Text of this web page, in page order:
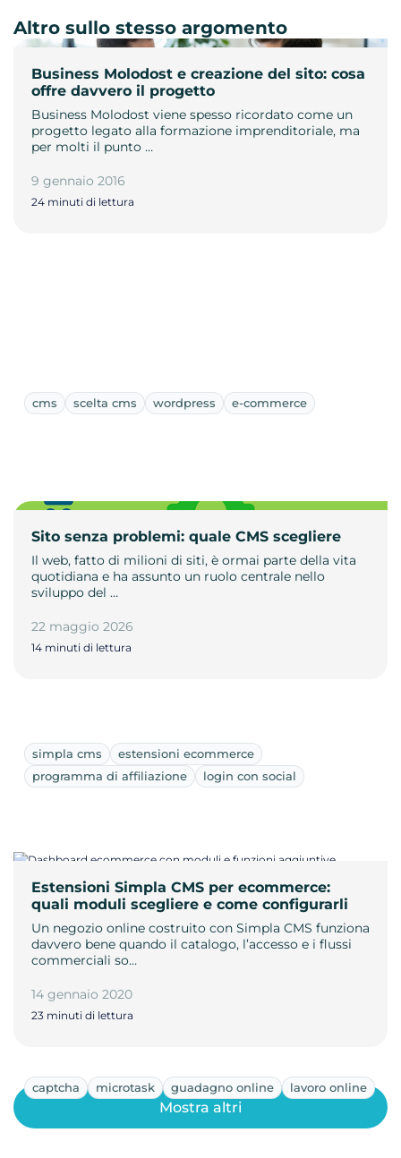
Business Molodost e creazione del sito: cosa
offre davvero il progetto
Business Molodost viene spesso ricordato come un
progetto legato alla formazione imprenditoriale, ma
per molti il punto …
9 gennaio 2016
24 minuti di lettura
Altro sullo stesso argomento
cms scelta cms wordpress e-commerce
Sito senza problemi: quale CMS scegliere
Il web, fatto di milioni di siti, è ormai parte della vita
quotidiana e ha assunto un ruolo centrale nello
sviluppo del …
22 maggio 2026
14 minuti di lettura
simpla cms
estensioni ecommerce
programma di affiliazione
login con social
Estensioni Simpla CMS per ecommerce:
quali moduli scegliere e come configurarli
Un negozio online costruito con Simpla CMS funziona
davvero bene quando il catalogo, l’accesso e i flussi
commerciali so…
14 gennaio 2020
23 minuti di lettura
captcha microtask guadagno online lavoro online
Mostra altri